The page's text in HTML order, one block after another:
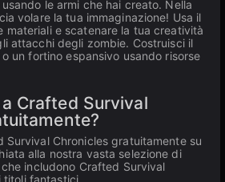
le armi che hai creato. Nella
volare la tua immaginazione! Usa il
materiali e scatenare la tua creatività
attacchi degli zombie. Costruisci il
un fortino espansivo usando risorse
Crafted Survival
Survival Chronicles gratuitamente su
alla nostra vasta selezione di
includono Crafted Survival
titoli fantastici.